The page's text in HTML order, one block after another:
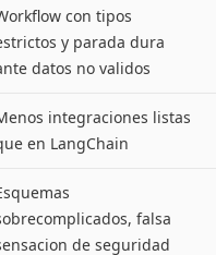
con tipos
y parada dura
datos no validos
integraciones listas
en LangChain
falsa
de seguridad